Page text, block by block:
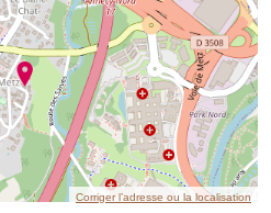
Corriger l’adresse ou la localisation